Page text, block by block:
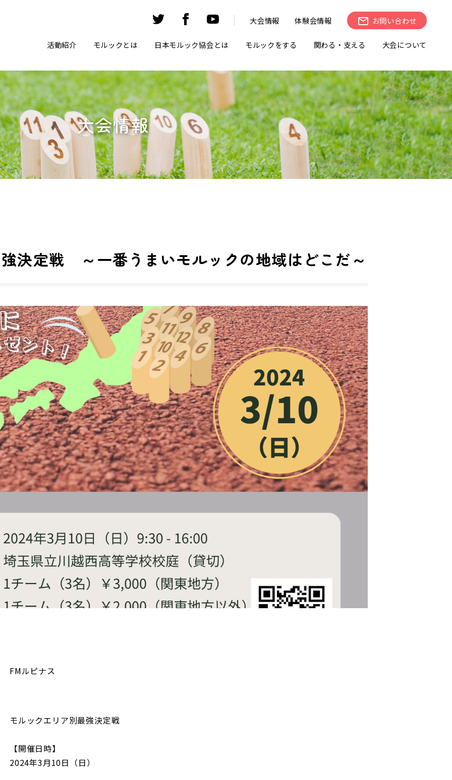
大会情報 体験会情報 お問い合わせ
活動紹介 モルックとは 日本モルック協会とは モルックをする 関わる・支える 大会について
大会情報
決定戦 ～一番うまいモルックの地域はどこだ～
FMルピナス
モルックエリア別最強決定戦
【開催日時】
2024年3月10日（日）